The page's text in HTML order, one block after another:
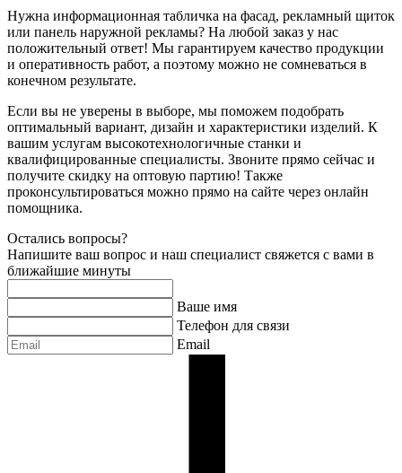
Нужна информационная табличка на фасад, рекламный щиток
или панель наружной рекламы? На любой заказ у нас
положительный ответ! Мы гарантируем качество продукции
и оперативность работ, а поэтому можно не сомневаться в
конечном результате.
Если вы не уверены в выборе, мы поможем подобрать
оптимальный вариант, дизайн и характеристики изделий. К
вашим услугам высокотехнологичные станки и
квалифицированные специалисты. Звоните прямо сейчас и
получите скидку на оптовую партию! Также
проконсультироваться можно прямо на сайте через онлайн
помощника.
Остались вопросы?
Напишите ваш вопрос и наш специалист свяжется с вами в
ближайшие минуты
Ваше имя
Телефон для связи
Email